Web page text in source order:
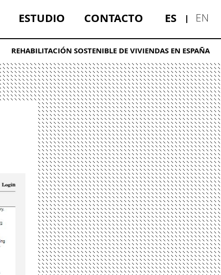
ESTUDIO CONTACTO ES EN
REHABILITACIÓN SOSTENIBLE DE VIVIENDAS EN ESPAÑA